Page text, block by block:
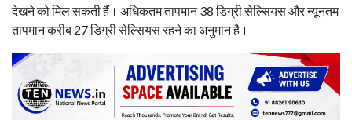
देखने को मिल सकती हैं। अधिकतम तापमान 38 डिग्री सेल्सियस और न्यूनतम
तापमान करीब 27 डिग्री सेल्सियस रहने का अनुमान है।